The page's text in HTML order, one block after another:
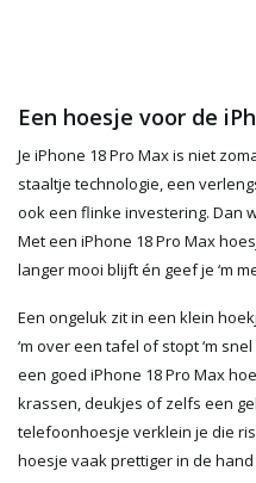
Een hoesje voor de
Je iPhone 18 Pro Max is niet
staaltje technologie, een
ook een flinke investering. Dan
Met een iPhone 18 Pro Max
langer mooi blijft én geef je ‘m
Een ongeluk zit in een klein
‘m over een tafel of stopt ‘m
een goed iPhone 18 Pro Max
krassen, deukjes of zelfs een
telefoonhoesje verklein je die
hoesje vaak prettiger in de